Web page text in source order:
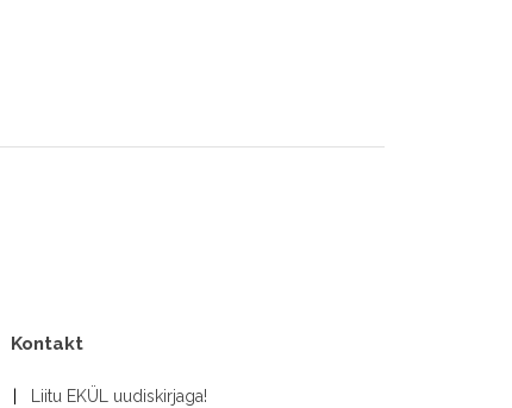
Kontakt
Liitu EKÜL uudiskirjaga!